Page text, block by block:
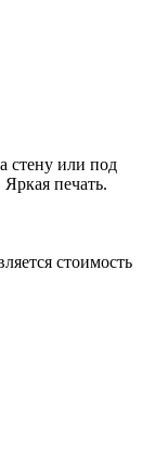
стену или под
Яркая печать.
стоимость